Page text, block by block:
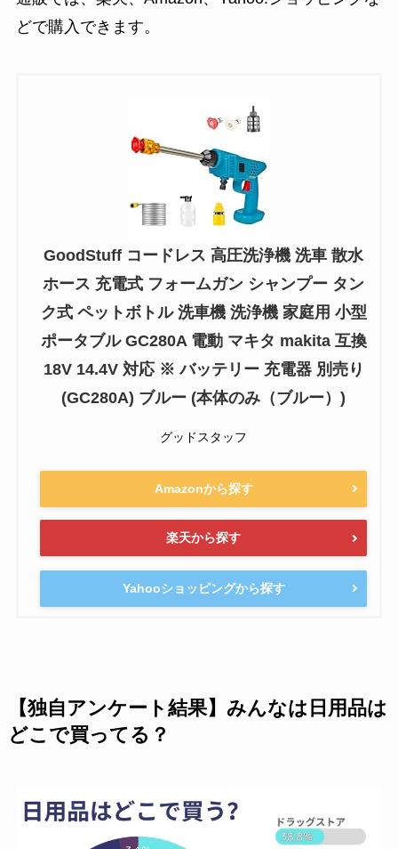
どで購入できます。
GoodStuff コードレス 高圧洗浄機 洗車 散水
ホース 充電式 フォームガン シャンプー タン
ク式 ペットボトル 洗車機 洗浄機 家庭用 小型
ポータブル GC280A 電動 マキタ makita 互換
18V 14.4V 対応 ※ バッテリー 充電器 別売り
(GC280A) ブルー (本体のみ（ブルー）)
グッドスタッフ
Amazonから探す
楽天から探す
Yahooショッピングから探す
【独自アンケート結果】みんなは日用品は
どこで買ってる？